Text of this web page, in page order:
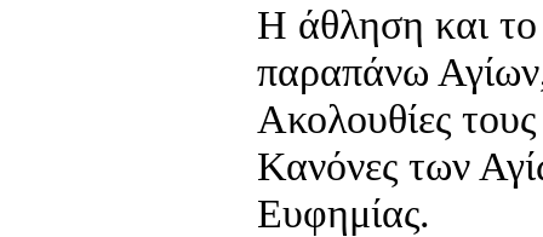
Η άθληση και
παραπάνω
Ακολουθίες
Κανόνες των
Ευφημίας.